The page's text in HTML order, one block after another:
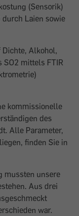
(Sensorik)
durch Laien sowie
Dichte, Alkohol,
SO2 mittels FTIR
kommissionelle
des
Alle Parameter,
finden Sie in
mussten unsere
Aus drei
war.